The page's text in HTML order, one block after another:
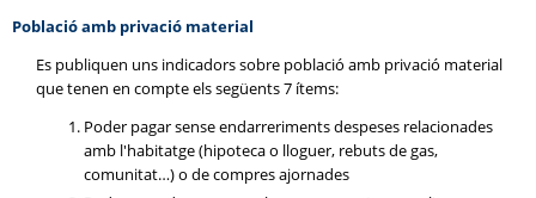
Població amb privació material
Es publiquen uns indicadors sobre població amb privació material
que tenen en compte els següents 7 ítems:
Poder pagar sense endarreriments despeses relacionades
amb l'habitatge (hipoteca o lloguer, rebuts de gas,
comunitat…) o de compres ajornades